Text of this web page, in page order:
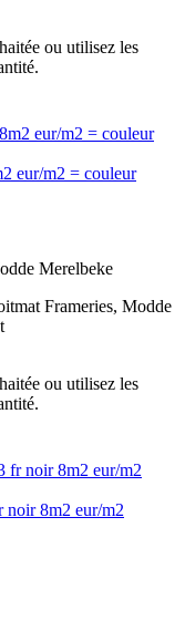
ou utilisez les
eur/m2 = couleur
Merelbeke
Frameries, Modde
ou utilisez les
noir 8m2 eur/m2